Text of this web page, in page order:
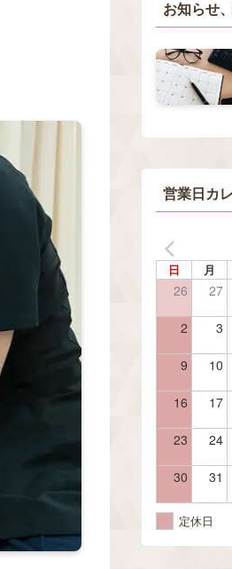
お知らせ
営業日カ
日 月
26 27
2 3
9 10
16 17
23 24
30 31
定休日